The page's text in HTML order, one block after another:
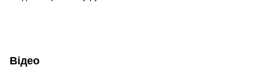
Відео